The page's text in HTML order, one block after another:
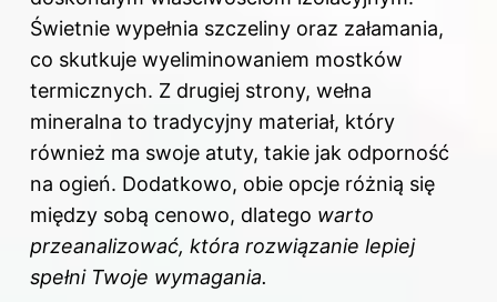
Świetnie wypełnia szczeliny oraz załamania,
co skutkuje wyeliminowaniem mostków
termicznych. Z drugiej strony, wełna
mineralna to tradycyjny materiał, który
również ma swoje atuty, takie jak odporność
na ogień. Dodatkowo, obie opcje różnią się
między sobą cenowo, dlatego warto
przeanalizować, która rozwiązanie lepiej
spełni Twoje wymagania.